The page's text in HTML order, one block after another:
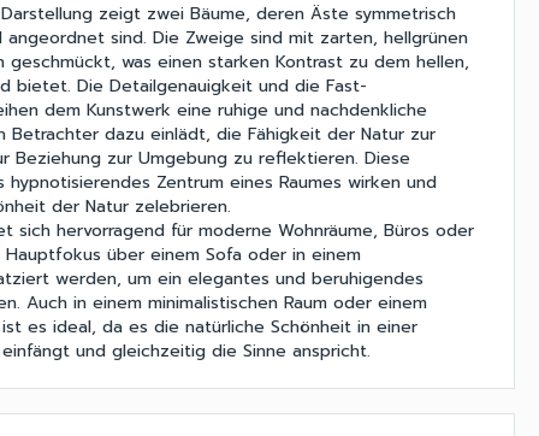
zeigt zwei Bäume, deren Äste symmetrisch
angeordnet sind. Die Zweige sind mit zarten, hellgrünen
geschmückt, was einen starken Kontrast zu dem hellen,
bietet. Die Detailgenauigkeit und die Fast-
dem Kunstwerk eine ruhige und nachdenkliche
Betrachter dazu einlädt, die Fähigkeit der Natur zur
Beziehung zur Umgebung zu reflektieren. Diese
hypnotisierendes Zentrum eines Raumes wirken und
der Natur zelebrieren.
sich hervorragend für moderne Wohnräume, Büros oder
Hauptfokus über einem Sofa oder in einem
werden, um ein elegantes und beruhigendes
Auch in einem minimalistischen Raum oder einem
es ideal, da es die natürliche Schönheit in einer
und gleichzeitig die Sinne anspricht.